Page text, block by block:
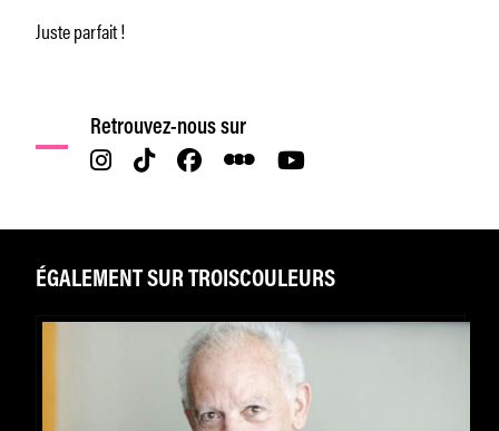
Juste parfait !
Retrouvez-nous sur
ÉGALEMENT SUR TROISCOULEURS